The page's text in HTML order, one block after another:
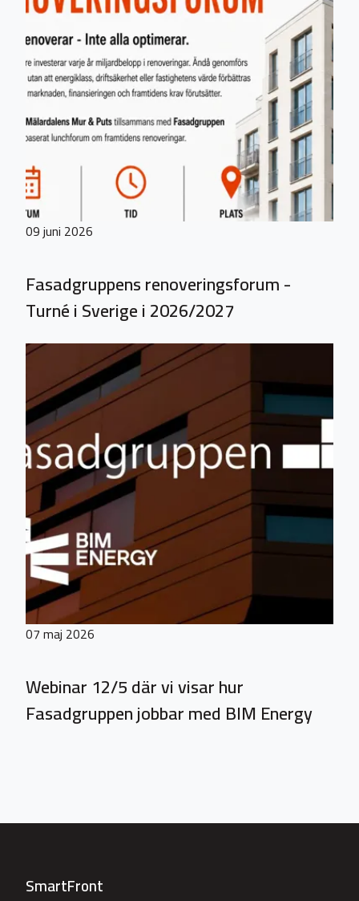
09 juni 2026
Fasadgruppens renoveringsforum -
Turné i Sverige i 2026/2027
07 maj 2026
Webinar 12/5 där vi visar hur
Fasadgruppen jobbar med BIM Energy
SmartFront